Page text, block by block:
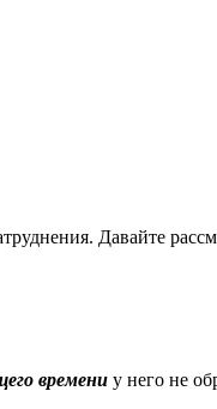
Давайте
времени у него не